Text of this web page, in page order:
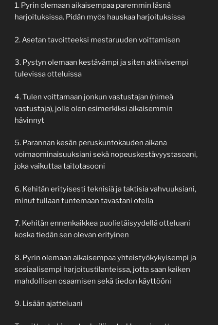
1. Pyrin olemaan aikaisempaa paremmin läsnä
harjoituksissa. Pidän myös hauskaa harjoituksissa
2. Asetan tavoitteeksi mestaruuden voittamisen
3. Pystyn olemaan kestävämpi ja siten aktiivisempi
tulevissa otteluissa
4. Tulen voittamaan jonkun vastustajan (nimeä
vastustaja), jolle olen esimerkiksi aikaisemmin
hävinnyt
5. Parannan kesän peruskuntokauden aikana
voimaominaisuuksiani sekä nopeuskestävyystasoani,
joka vaikuttaa taitotasooni
6. Kehitän erityisesti teknisiä ja taktisia vahvuuksiani,
minut tullaan tuntemaan tavastani otella
7. Kehitän ennenkaikkea puolietäisyydellä otteluani
koska tiedän sen olevan erityinen
8. Pyrin olemaan aikaisempaa yhteistyökykyisempi ja
sosiaalisempi harjoitustilanteissa, jotta saan kaiken
mahdollisen osaamisen sekä tiedon käyttööni
9. Lisään ajatteluani